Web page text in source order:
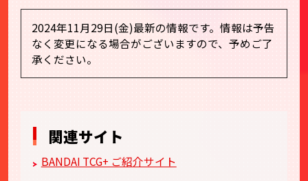
2024年11月29日(金)最新の情報です。情報は予告
なく変更になる場合がございますので、予めご了
承ください。
関連サイト
BANDAI TCG+ ご紹介サイト